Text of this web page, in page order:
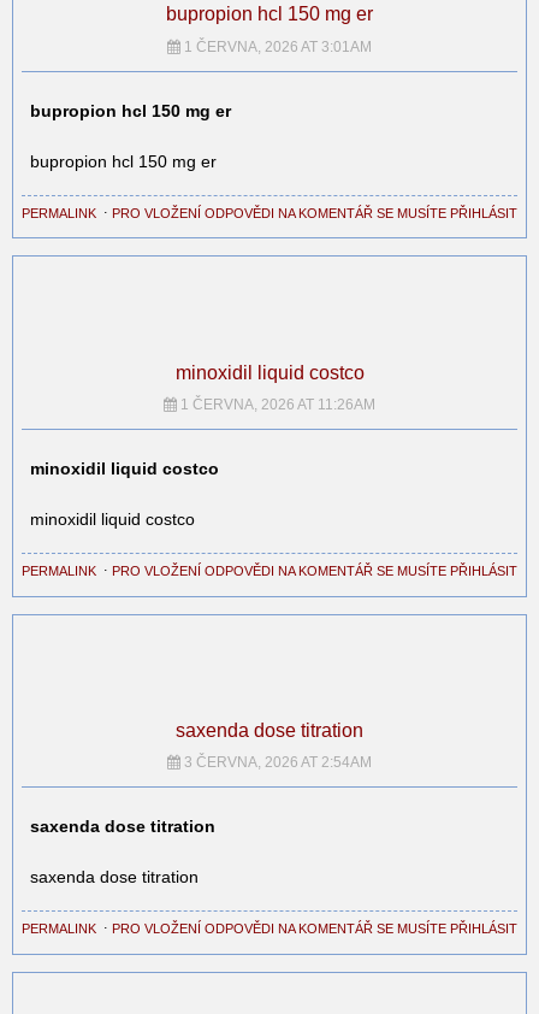
bupropion hcl 150 mg er
1 ČERVNA, 2026 AT 3:01AM
bupropion hcl 150 mg er
bupropion hcl 150 mg er
PERMALINK ⋅ PRO VLOŽENÍ ODPOVĚDI NA KOMENTÁŘ SE MUSÍTE PŘIHLÁSIT
minoxidil liquid costco
1 ČERVNA, 2026 AT 11:26AM
minoxidil liquid costco
minoxidil liquid costco
PERMALINK ⋅ PRO VLOŽENÍ ODPOVĚDI NA KOMENTÁŘ SE MUSÍTE PŘIHLÁSIT
saxenda dose titration
3 ČERVNA, 2026 AT 2:54AM
saxenda dose titration
saxenda dose titration
PERMALINK ⋅ PRO VLOŽENÍ ODPOVĚDI NA KOMENTÁŘ SE MUSÍTE PŘIHLÁSIT